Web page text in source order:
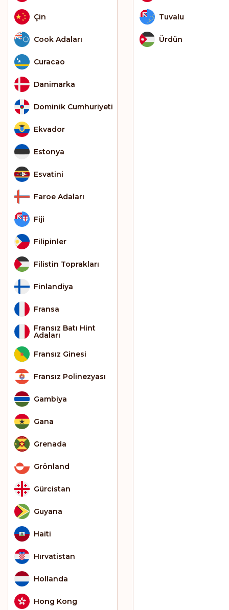
Çin
Cook Adaları
Curacao
Danimarka
Dominik Cumhuriyeti
Ekvador
Estonya
Esvatini
Faroe Adaları
Fiji
Filipinler
Filistin Toprakları
Finlandiya
Fransa
Fransız Batı Hint
Adaları
Fransız Ginesi
Fransız Polinezyası
Gambiya
Gana
Grenada
Grönland
Gürcistan
Guyana
Haiti
Hırvatistan
Hollanda
Hong Kong
Tuvalu
Ürdün